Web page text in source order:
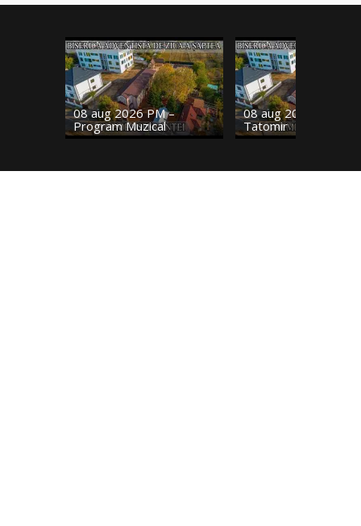
08 aug 2026 PM –
Program Muzical
08 aug 2026 AM –
Tatomir